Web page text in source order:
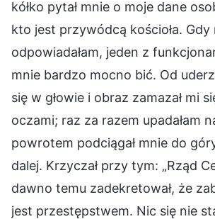
kółko pytał mnie o moje dane
kto jest przywódcą kościoła. Gdy
odpowiadałam, jeden z
mnie bardzo mocno bić. Od
się w głowie i obraz zamazał mi
oczami; raz za razem upadałam
powrotem podciągał mnie do
dalej. Krzyczał przy tym: „Rząd
dawno temu zadekretował, że
jest przestępstwem. Nic się nie